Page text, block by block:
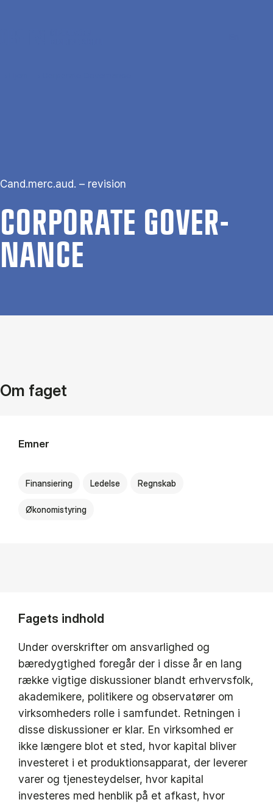
Cand.merc.aud. – revision
COR­PORA­TE GOVER­
NAN­CE
Om faget
Emner
Finansiering Ledelse Regnskab
Økonomistyring
Fagets indhold
Under overskrifter om ansvarlighed og
bæredygtighed foregår der i disse år en lang
række vigtige diskussioner blandt erhvervsfolk,
akademikere, politikere og observatører om
virksomheders rolle i samfundet. Retningen i
disse diskussioner er klar. En virksomhed er
ikke længere blot et sted, hvor kapital bliver
investeret i et produktionsapparat, der leverer
varer og tjenesteydelser, hvor kapital
investeres med henblik på et afkast, hvor